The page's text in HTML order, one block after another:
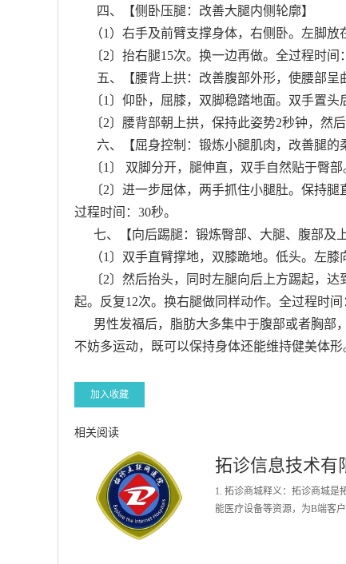
四、【侧卧压腿：改善大腿内侧轮廓】
（1）右手及前臂支撑身体，右侧卧。左脚放
〔2〕抬右腿15次。换一边再做。全过程时间
五、【腰背上拱：改善腹部外形，使腰部呈
〔1〕仰卧，屈膝，双脚稳踏地面。双手置头
〔2〕腰背部朝上拱，保持此姿势2秒钟，然后
六、【屈身控制：锻炼小腿肌肉，改善腿的
〔1〕 双脚分开，腿伸直，双手自然贴于臀部
〔2〕进一步屈体，两手抓住小腿肚。保持腿
过程时间：30秒。
七、【向后踢腿：锻炼臀部、大腿、腹部及上
（1〕双手直臂撑地，双膝跪地。低头。左膝
〔2〕然后抬头，同时左腿向后上方踢起，达
起。反复12次。换右腿做同样动作。全过程时间
男性发福后，脂肪大多集中于腹部或者胸部
不妨多运动，既可以保持身体还能维持健美体形
加入收藏
相关阅读
拓诊信息技术有
1. 拓诊商城释义：拓诊商城是
能医疗设备等资源，为B端客